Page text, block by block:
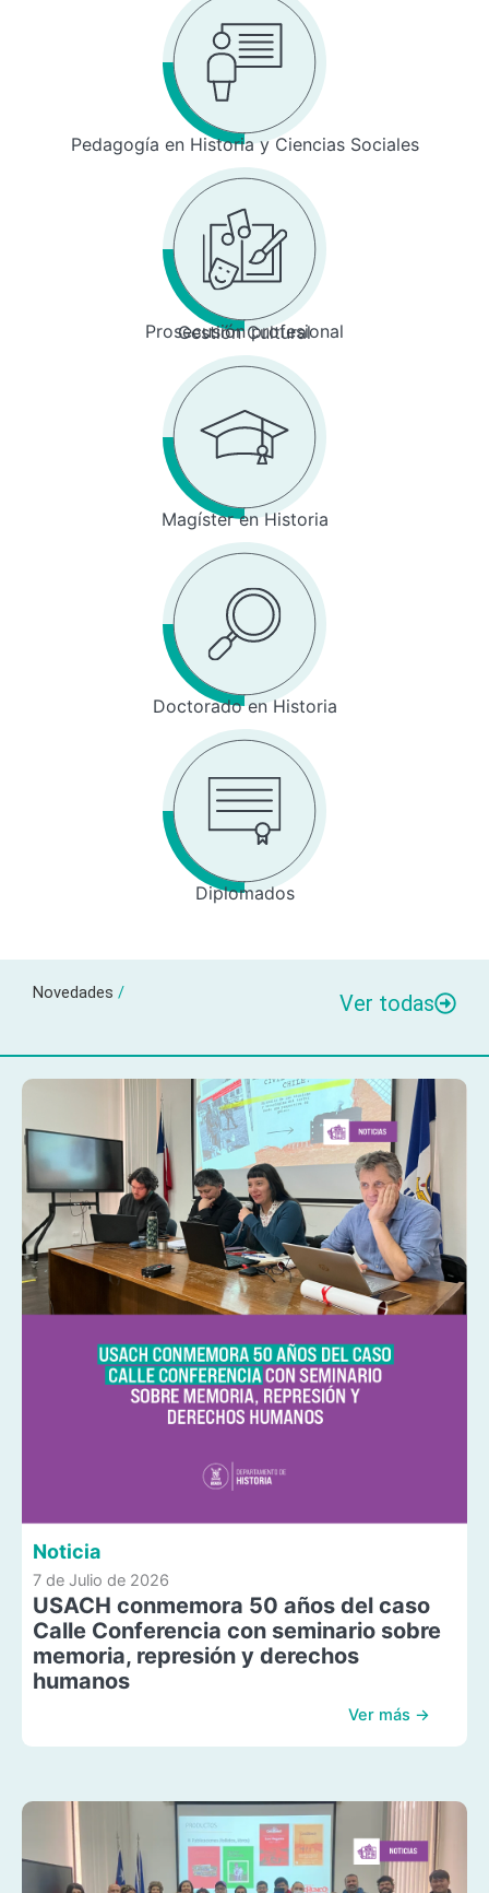
Pedagogía en Historia y Ciencias Sociales
Prosecusión profesional
Gestión Cultural
Magíster en Historia
Doctorado en Historia
Diplomados
Novedades / Ver todas
Noticia
7 de Julio de 2026
USACH conmemora 50 años del caso
Calle Conferencia con seminario sobre
memoria, represión y derechos
humanos
Ver más →